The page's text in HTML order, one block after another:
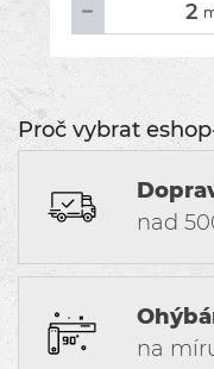
Proč vybrat
nad
na